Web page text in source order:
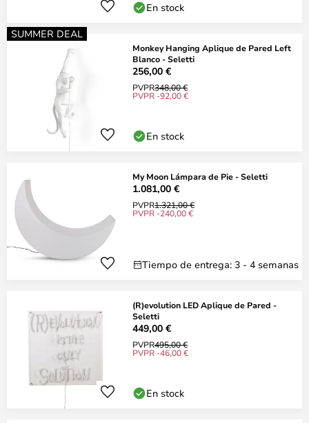
En stock
SUMMER DEAL
Monkey Hanging Aplique de Pared Left
Blanco - Seletti
256,00 €
PVPR348,00 €
PVPR -92,00 €
En stock
My Moon Lámpara de Pie - Seletti
1.081,00 €
PVPR1.321,00 €
PVPR -240,00 €
Tiempo de entrega: 3 - 4 semanas
(R)evolution LED Aplique de Pared -
Seletti
449,00 €
PVPR495,00 €
PVPR -46,00 €
En stock